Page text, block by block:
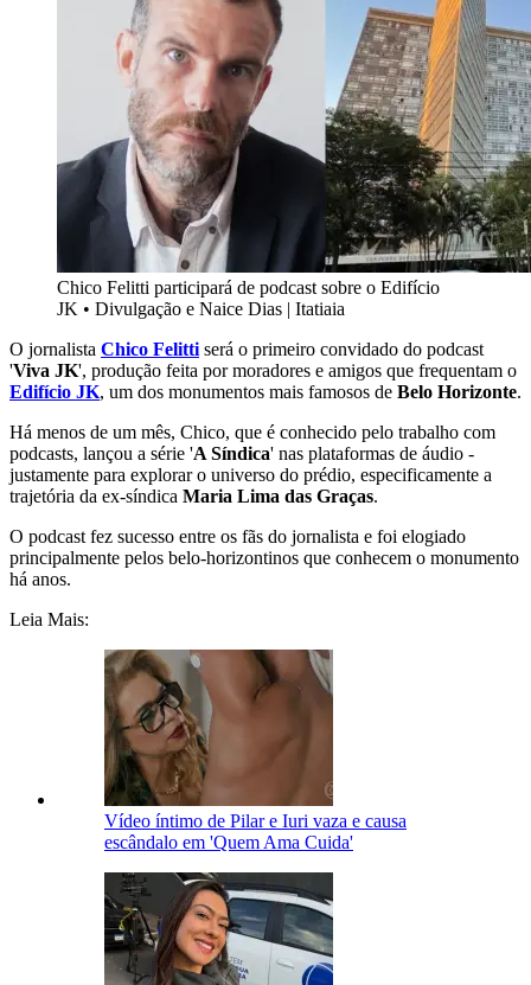
Chico Felitti participará de podcast sobre o Edifício
JK • Divulgação e Naice Dias | Itatiaia
O jornalista Chico Felitti será o primeiro convidado do podcast
'Viva JK', produção feita por moradores e amigos que frequentam o
Edifício JK, um dos monumentos mais famosos de Belo Horizonte.
Há menos de um mês, Chico, que é conhecido pelo trabalho com
podcasts, lançou a série 'A Síndica' nas plataformas de áudio -
justamente para explorar o universo do prédio, especificamente a
trajetória da ex-síndica Maria Lima das Graças.
O podcast fez sucesso entre os fãs do jornalista e foi elogiado
principalmente pelos belo-horizontinos que conhecem o monumento
há anos.
Leia Mais:
Vídeo íntimo de Pilar e Iuri vaza e causa
escândalo em 'Quem Ama Cuida'